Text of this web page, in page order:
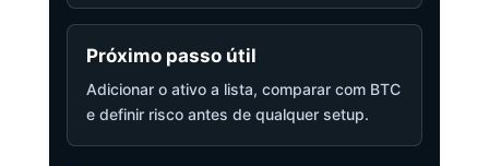
Próximo passo útil
Adicionar o ativo a lista, comparar com BTC
e definir risco antes de qualquer setup.